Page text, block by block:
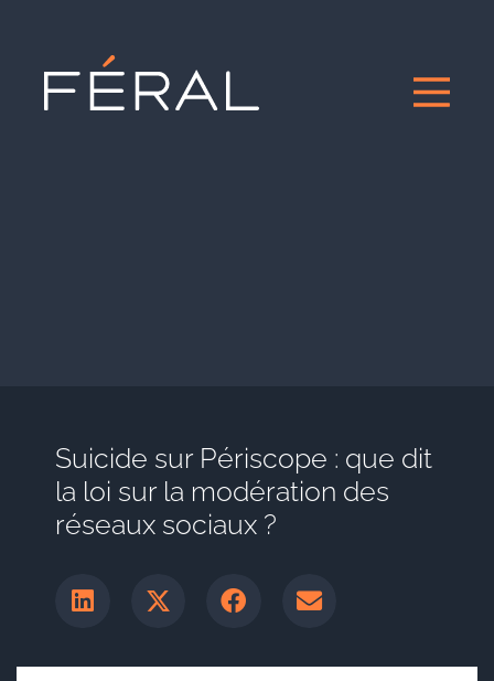
Suicide sur Périscope : que dit
la loi sur la modération des
réseaux sociaux ?